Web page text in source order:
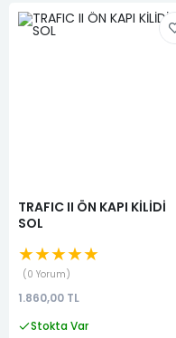
TRAFIC II ÖN KAPI KİLİDİ
SOL
★★★★★
0 Yorum
1.860,00 TL
Stokta Var